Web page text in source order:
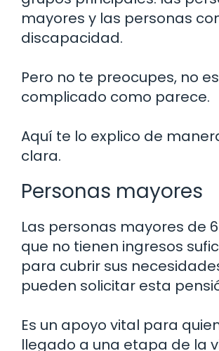
mayores y las personas
discapacidad.
Pero no te preocupes, no
complicado como parece.
Aquí te lo explico de
clara.
Personas mayores
Las personas mayores de
que no tienen ingresos
para cubrir sus
pueden solicitar esta
Es un apoyo vital para
llegado a una etapa de la